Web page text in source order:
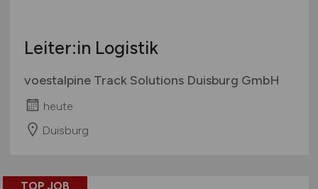
Leiter:in Logistik
voestalpine Track Solutions Duisburg GmbH
heute
Duisburg
TOP JOB